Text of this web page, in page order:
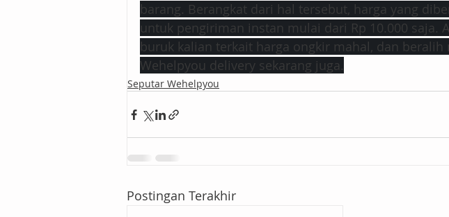
barang. Berangkat dari hal tersebut, harga yang
untuk pengiriman instan mulai dari Rp 10.000 saja.
buruk kalian terkait harga ongkir mahal, dan beralih
Wehelpyou delivery sekarang juga.
Seputar Wehelpyou
Postingan Terakhir